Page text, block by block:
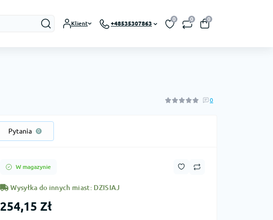
Klient +48535307863
0 0 0
0
Pytania 0
W magazynie
Wysyłka do innych miast: DZISIAJ
254,15 Zł